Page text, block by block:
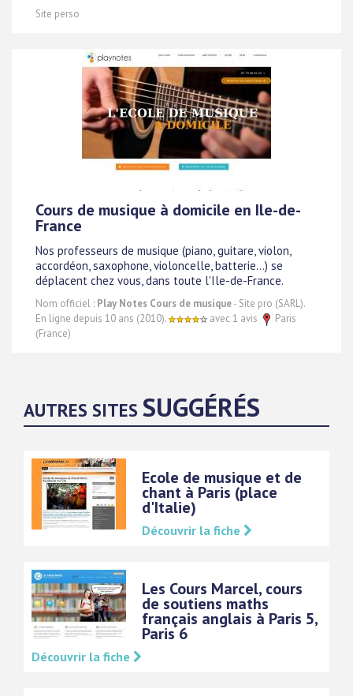
Site perso
Cours de musique à domicile en Ile-de-
France
Nos professeurs de musique (piano, guitare, violon,
accordéon, saxophone, violoncelle, batterie...) se
déplacent chez vous, dans toute l'Ile-de-France.
Nom officiel : Play Notes Cours de musique- Site pro (SARL).
En ligne depuis 10 ans (2010).
avec 1 avis
Paris
(France)
AUTRES SITES SUGGÉRÉS
Ecole de musique et de
chant à Paris (place
d'Italie)
Découvrir la fiche
Les Cours Marcel, cours
de soutiens maths
français anglais à Paris 5,
Paris 6
Découvrir la fiche